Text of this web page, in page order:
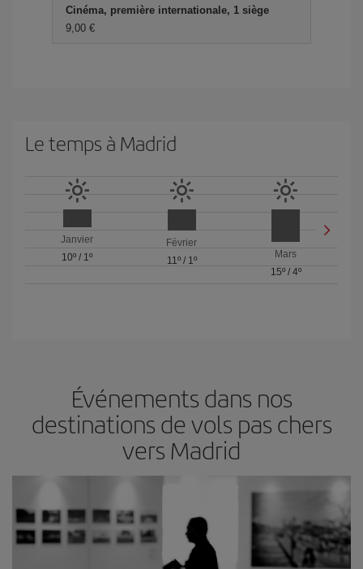
Cinéma, première internationale, 1 siège
9,00 €
Le temps à Madrid
Janvier
10º / 1º
Février
11º/ 1º
Mars
15º/ 4º
Événements dans nos
destinations de vols pas chers
vers Madrid